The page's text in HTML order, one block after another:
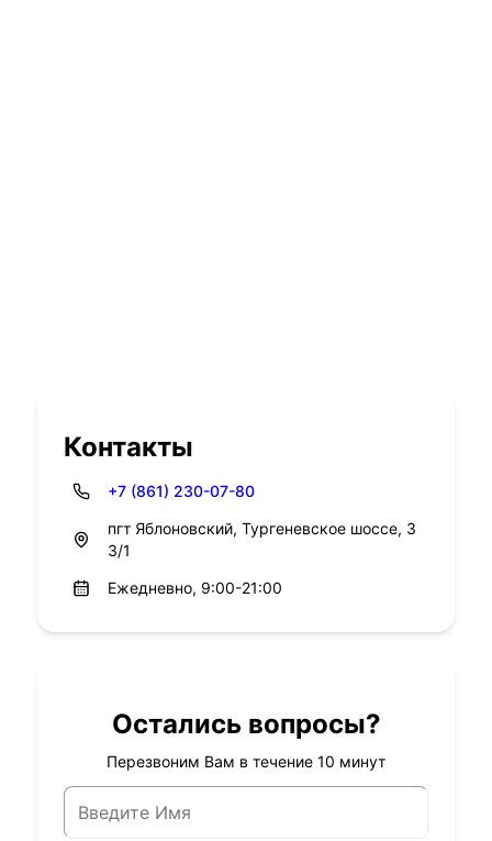
Контакты
+7 (861) 230-07-80
пгт Яблоновский, Тургеневское шоссе, 3
3/1
Ежедневно, 9:00-21:00
Остались вопросы?
Перезвоним Вам в течение 10 минут